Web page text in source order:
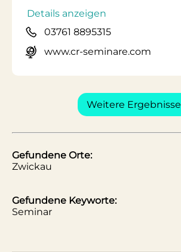
Details anzeigen
03761 8895315
www.cr-seminare.com
Weitere Ergebnisse
Gefundene Orte:
Zwickau
Gefundene Keyworte:
Seminar